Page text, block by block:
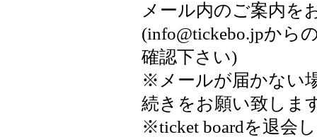
メール内のご案内を
(info@tickebo.jpから
確認下さい)
※メールが届かない
続きをお願い致しま
※ticket boardを退会